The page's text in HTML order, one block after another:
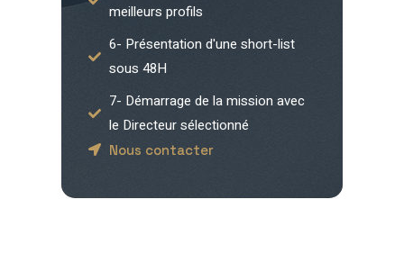
meilleurs profils
6- Présentation d'une short-list
sous 48H
7- Démarrage de la mission avec
le Directeur sélectionné
Nous contacter